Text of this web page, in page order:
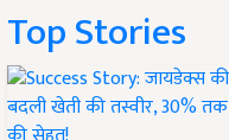
Top Stories